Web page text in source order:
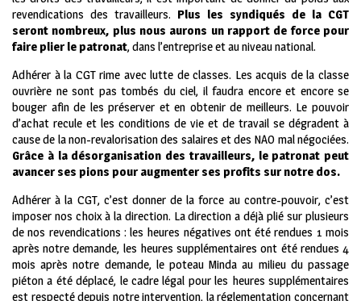
revendications des travailleurs. Plus les syndiqués de la CGT
seront nombreux, plus nous aurons un rapport de force pour
faire plier le patronat, dans l’entreprise et au niveau national.
Adhérer à la CGT rime avec lutte de classes. Les acquis de la classe
ouvrière ne sont pas tombés du ciel, il faudra encore et encore se
bouger afin de les préserver et en obtenir de meilleurs. Le pouvoir
d’achat recule et les conditions de vie et de travail se dégradent à
cause de la non-revalorisation des salaires et des NAO mal négociées.
Grâce à la désorganisation des travailleurs, le patronat peut
avancer ses pions pour augmenter ses profits sur notre dos.
Adhérer à la CGT, c’est donner de la force au contre-pouvoir, c’est
imposer nos choix à la direction. La direction a déjà plié sur plusieurs
de nos revendications : les heures négatives ont été rendues 1 mois
après notre demande, les heures supplémentaires ont été rendues 4
mois après notre demande, le poteau Minda au milieu du passage
piéton a été déplacé, le cadre légal pour les heures supplémentaires
est respecté depuis notre intervention, la réglementation concernant